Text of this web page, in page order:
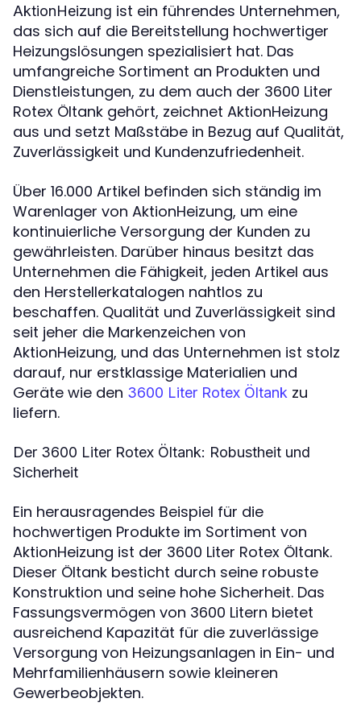
AktionHeizung ist ein führendes Unternehmen,
das sich auf die Bereitstellung hochwertiger
Heizungslösungen spezialisiert hat. Das
umfangreiche Sortiment an Produkten und
Dienstleistungen, zu dem auch der 3600 Liter
Rotex Öltank gehört, zeichnet AktionHeizung
aus und setzt Maßstäbe in Bezug auf Qualität,
Zuverlässigkeit und Kundenzufriedenheit.
Über 16.000 Artikel befinden sich ständig im
Warenlager von AktionHeizung, um eine
kontinuierliche Versorgung der Kunden zu
gewährleisten. Darüber hinaus besitzt das
Unternehmen die Fähigkeit, jeden Artikel aus
den Herstellerkatalogen nahtlos zu
beschaffen. Qualität und Zuverlässigkeit sind
seit jeher die Markenzeichen von
AktionHeizung, und das Unternehmen ist stolz
darauf, nur erstklassige Materialien und
Geräte wie den 3600 Liter Rotex Öltank zu
liefern.
Der 3600 Liter Rotex Öltank: Robustheit und
Sicherheit
Ein herausragendes Beispiel für die
hochwertigen Produkte im Sortiment von
AktionHeizung ist der 3600 Liter Rotex Öltank.
Dieser Öltank besticht durch seine robuste
Konstruktion und seine hohe Sicherheit. Das
Fassungsvermögen von 3600 Litern bietet
ausreichend Kapazität für die zuverlässige
Versorgung von Heizungsanlagen in Ein- und
Mehrfamilienhäusern sowie kleineren
Gewerbeobjekten.